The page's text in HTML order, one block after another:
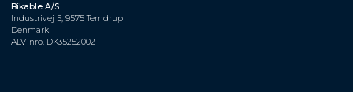
Bikable A/S
Industrivej 5, 9575 Terndrup
Denmark
ALV-nro. DK35252002